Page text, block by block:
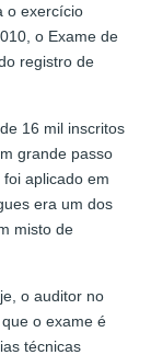
o exercício
o Exame de
registro de
16 mil inscritos
grande passo
aplicado em
era um dos
misto de
o auditor no
o exame é
técnicas